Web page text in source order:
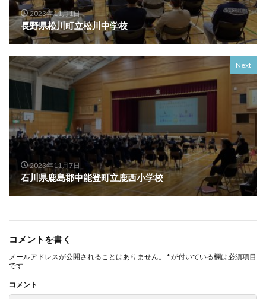
2023年11月1日
長野県松川町立松川中学校
Next
2023年11月7日
石川県鹿島郡中能登町立鹿西小学校
コメントを書く
メールアドレスが公開されることはありません。 *が付いている欄は必須項目
です
コメント